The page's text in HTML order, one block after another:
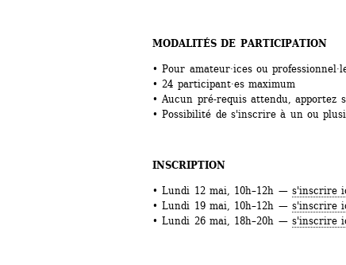
MODALITÉS DE PARTICIPATION
• Pour amateur·ices ou
• 24 participant·es maximum
• Aucun pré-requis attendu, apportez
• Possibilité de s'inscrire à un ou
INSCRIPTION
• Lundi 12 mai, 10h–12h — s'inscrire
• Lundi 19 mai, 10h–12h — s'inscrire
• Lundi 26 mai, 18h–20h — s'inscrire